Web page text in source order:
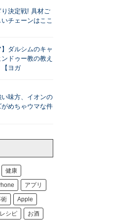
り決定戦! 具材ご
チェーンはここ
】ダルシムのキャ
ドゥー教の教え
【ヨガ
味方、イオンの
めちゃウマな件
健康
アプリ
Apple
レシピ お酒